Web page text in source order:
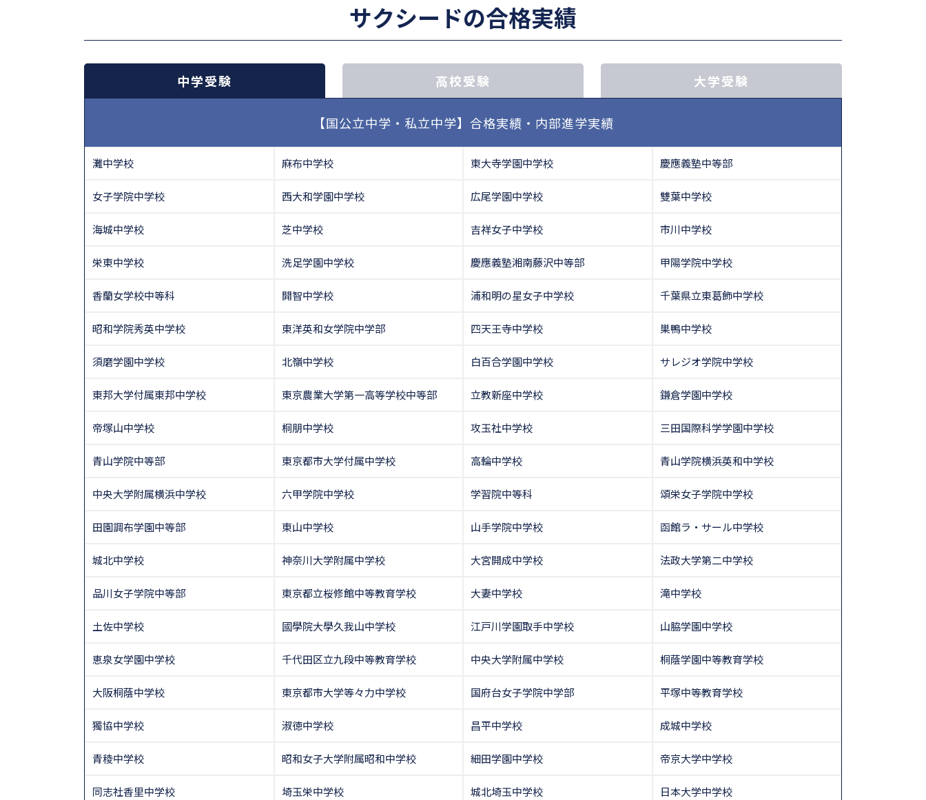
サクシードの合格実績
中学受験 高校受験 大学受験
【国公立中学・私立中学】合格実績・内部進学実績
灘中学校 麻布中学校 東大寺学園中学校 慶應義塾中等部
女子学院中学校 西大和学園中学校 広尾学園中学校 雙葉中学校
海城中学校 芝中学校 吉祥女子中学校 市川中学校
栄東中学校 洗足学園中学校 慶應義塾湘南藤沢中等部 甲陽学院中学校
香蘭女学校中等科 開智中学校 浦和明の星女子中学校 千葉県立東葛飾中学校
昭和学院秀英中学校 東洋英和女学院中学部 四天王寺中学校 巣鴨中学校
須磨学園中学校 北嶺中学校 白百合学園中学校 サレジオ学院中学校
東邦大学付属東邦中学校 東京農業大学第一高等学校中等部 立教新座中学校 鎌倉学園中学校
帝塚山中学校 桐朋中学校 攻玉社中学校 三田国際科学学園中学校
青山学院中等部 東京都市大学付属中学校 高輪中学校 青山学院横浜英和中学校
中央大学附属横浜中学校 六甲学院中学校 学習院中等科 頌栄女子学院中学校
田園調布学園中等部 東山中学校 山手学院中学校 函館ラ・サール中学校
城北中学校 神奈川大学附属中学校 大宮開成中学校 法政大学第二中学校
品川女子学院中等部 東京都立桜修館中等教育学校 大妻中学校 滝中学校
土佐中学校 國學院大學久我山中学校 江戸川学園取手中学校 山脇学園中学校
恵泉女学園中学校 千代田区立九段中等教育学校 中央大学附属中学校 桐蔭学園中等教育学校
大阪桐蔭中学校 東京都市大学等々力中学校 国府台女子学院中学部 平塚中等教育学校
獨協中学校 淑徳中学校 昌平中学校 成城中学校
青稜中学校 昭和女子大学附属昭和中学校 細田学園中学校 帝京大学中学校
同志社香里中学校 埼玉栄中学校 城北埼玉中学校 日本大学中学校